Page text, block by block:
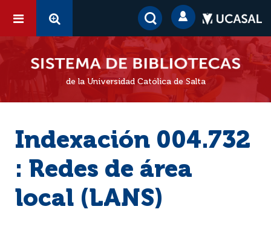
de la Universidad Católica de Salta
Indexación 004.732
: Redes de área
local (LANS)